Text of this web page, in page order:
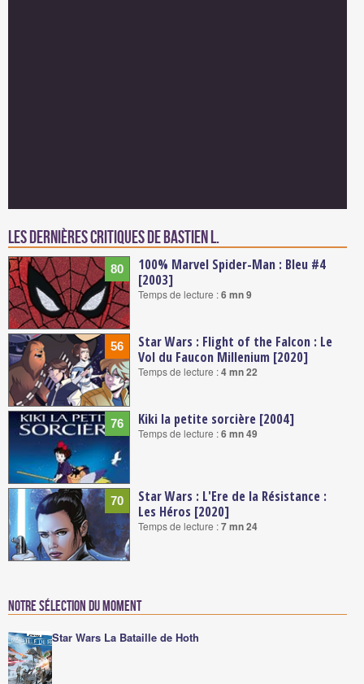
Les dernières critiques de Bastien L.
80
100% Marvel Spider-Man : Bleu #4
[2003]
Temps de lecture :6 mn 9
56
Star Wars : Flight of the Falcon : Le
Vol du Faucon Millenium [2020]
Temps de lecture :4 mn 22
76 Kiki la petite sorcière [2004]
Temps de lecture :6 mn 49
70
Star Wars : L'Ere de la Résistance :
Les Héros [2020]
Temps de lecture :7 mn 24
Notre sélection du moment
Star Wars La Bataille de Hoth